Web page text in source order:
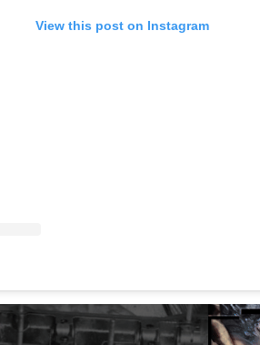
View this post on Instagram